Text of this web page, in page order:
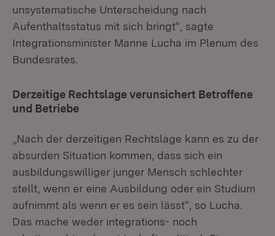
unsystematische Unterscheidung nach
Aufenthaltsstatus mit sich bringt“, sagte
Integrationsminister Manne Lucha im Plenum des
Bundesrates.
Derzeitige Rechtslage verunsichert Betroffene
und Betriebe
„Nach der derzeitigen Rechtslage kann es zu der
absurden Situation kommen, dass sich ein
ausbildungswilliger junger Mensch schlechter
stellt, wenn er eine Ausbildung oder ein Studium
aufnimmt als wenn er es sein lässt“, so Lucha.
Das mache weder integrations- noch